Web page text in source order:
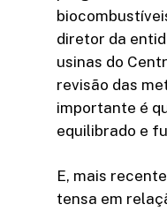
diretor da
usinas do
revisão das
importante é
equilibrado e
E, mais
tensa em